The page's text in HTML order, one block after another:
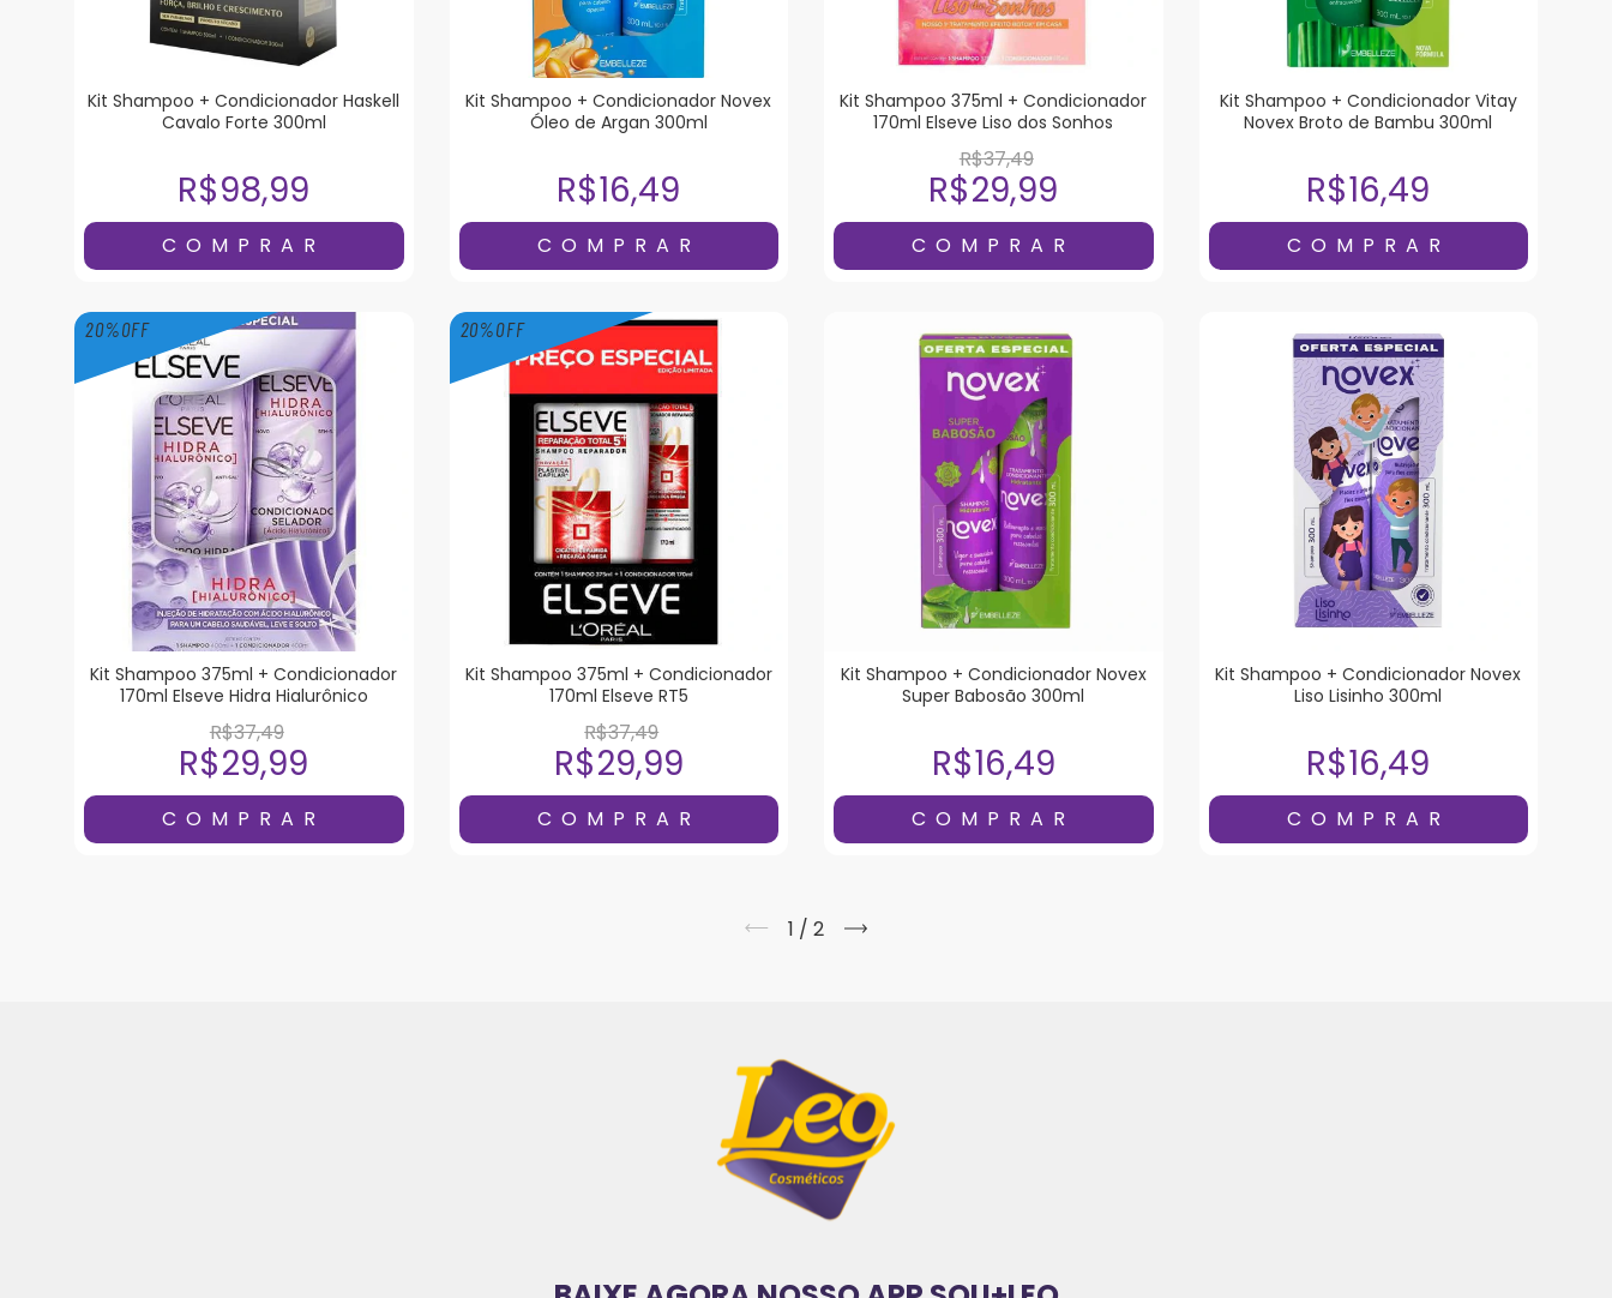
Kit Shampoo + Condicionador Haskell
Cavalo Forte 300ml
R$98,99
Kit Shampoo + Condicionador Novex
Óleo de Argan 300ml
R$16,49
Kit Shampoo 375ml + Condicionador
170ml Elseve Liso dos Sonhos
R$37,49
R$29,99
Kit Shampoo + Condicionador Vitay
Novex Broto de Bambu 300ml
R$16,49
20%OFF
Kit Shampoo 375ml + Condicionador
170ml Elseve Hidra Hialurônico
R$37,49
R$29,99
20%OFF
Kit Shampoo 375ml + Condicionador
170ml Elseve RT5
R$37,49
R$29,99
Kit Shampoo + Condicionador Novex
Super Babosão 300ml
R$16,49
Kit Shampoo + Condicionador Novex
Liso Lisinho 300ml
R$16,49
1 / 2